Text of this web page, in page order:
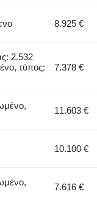
8.925 €
2.532
τύπος:
7.378 €
11.603 €
10.100 €
7.616 €